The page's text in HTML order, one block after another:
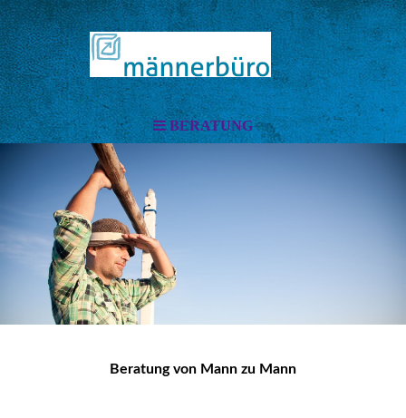
BERATUNG
Beratung von Mann zu Mann